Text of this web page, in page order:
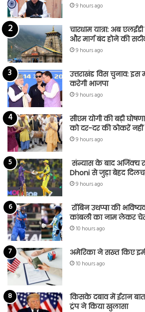
9 hours ago
चारधाम यात्रा: अब
और मार्ग बंद होने की
9 hours ago
उत्तराखंड विस चुनाव: इस
करेगी भाजपा
9 hours ago
सीएम योगी की बड़ी
को दर-दर की ठोकरें नहीं
9 hours ago
संन्यास के बाद अजिंक्‍य
Dhoni से जुड़ा बेहद
9 hours ago
रॉबिन उथप्पा की
कांबली का नाम लेकर
10 hours ago
अमेरिका ने सख्त किए
10 hours ago
किसके दबाव में ईरान
ट्रंप ने किया खुलासा